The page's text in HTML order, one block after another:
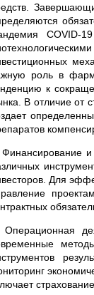
COVID-
роль в
к
В отличие от
и
Для
Операционная